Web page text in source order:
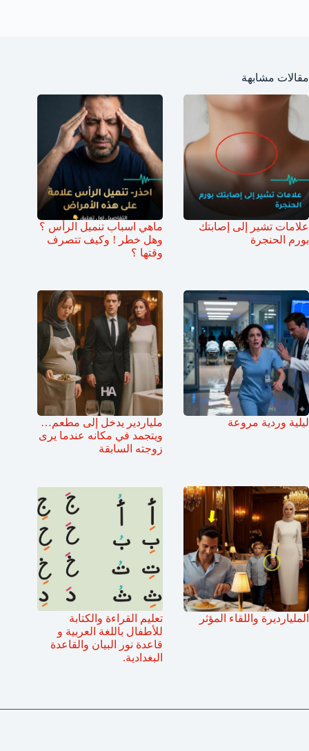
مقالات مشابهة
علامات تشير إلى إصابتك
بورم الحنجرة
ماهي اسباب تنميل الرأس ؟
وهل خطر ! وكيف تتصرف
وقتها ؟
ليلية وردية مروعة
ملياردير يدخل إلى مطعم…
ويتجمد في مكانه عندما يرى
زوجته السابقة
المليارديرة واللقاء المؤثر
تعليم القراءة والكتابة
للأطفال باللغة العربية و
قاعدة نور البيان والقاعدة
البغدادية.